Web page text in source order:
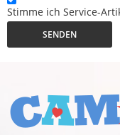
Stimme ich Service-
SENDEN